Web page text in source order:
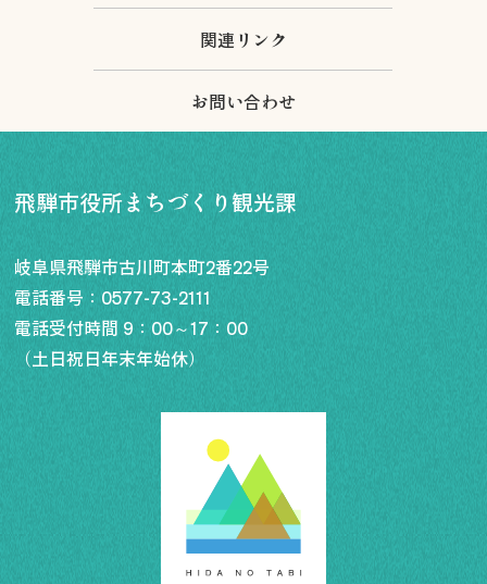
関連リンク
お問い合わせ
飛騨市役所まちづくり観光課
岐阜県飛騨市古川町本町2番22号
電話番号： 0577-73-2111
電話受付時間 9：00～17：00
（土日祝日年末年始休）